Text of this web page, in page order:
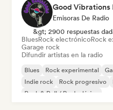
Good Vibrations
Emisoras De Radio
&gt; 2900 respuestas
BluesRock electrónicoRock
Garage rock
Difundir artistas en la radio
Blues Rock experimental
Indie rock
Rock progresivo
Rock & Roll / Rock clásico